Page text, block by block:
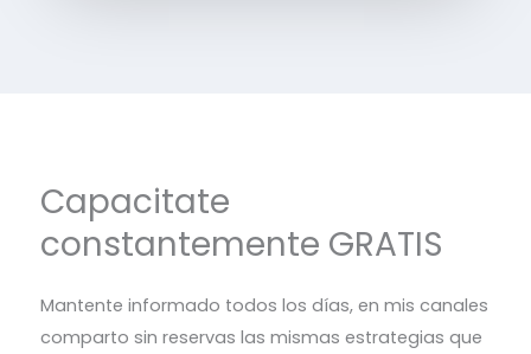
Capacitate
constantemente GRATIS
Mantente informado todos los días, en mis canales
comparto sin reservas las mismas estrategias que